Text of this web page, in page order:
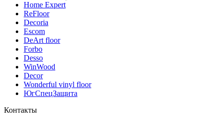
Home Expert
ReFloor
Decoria
Escom
DeArt floor
Forbo
Desso
WinWood
Decor
Wonderful vinyl floor
ЮгСпецЗащита
Контакты